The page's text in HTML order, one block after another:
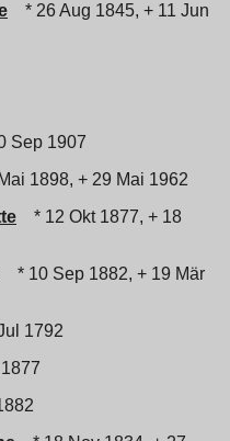
* 26 Aug 1845, + 11 Jun
Sep 1907
1898, + 29 Mai 1962
* 12 Okt 1877, + 18
* 10 Sep 1882, + 19 Mär
1792